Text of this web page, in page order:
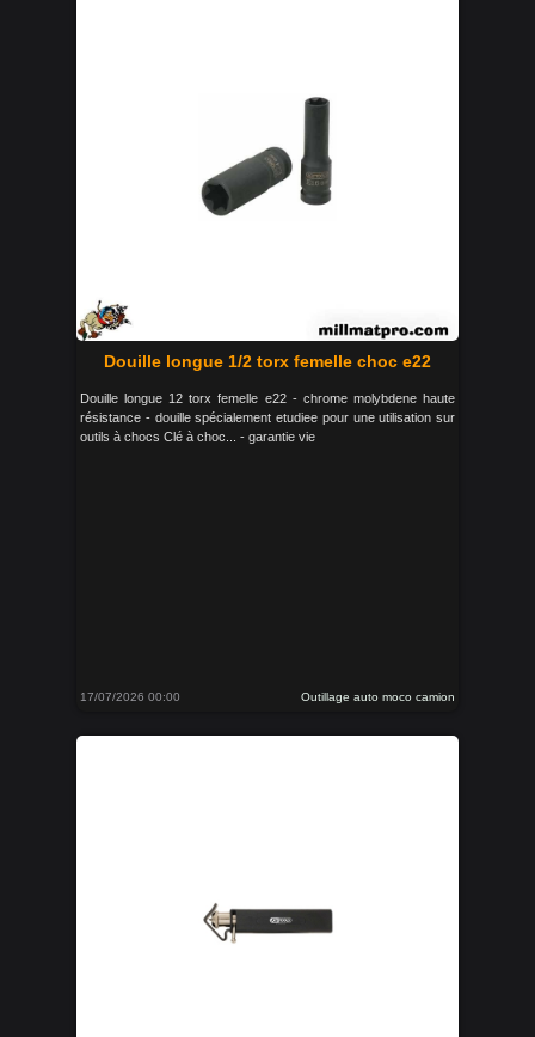
Douille longue 1/2 torx femelle choc e22
Douille longue 12 torx femelle e22 - chrome molybdene haute
résistance - douille spécialement etudiee pour une utilisation sur
outils à chocs Clé à choc... - garantie vie
17/07/2026 00:00 Outillage auto moco camion